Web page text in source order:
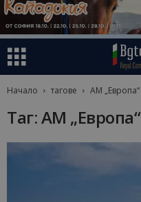
Начало тагове АМ „Европа“
Таг: АМ „Европа“